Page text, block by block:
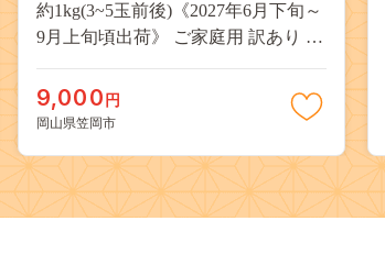
約1kg(3~5玉前後)《2027年6月下旬～
9月上旬頃出荷》 ご家庭用 訳あり 白
果物 デザート 旬 モモ もも 先行予約
送料無料 果物 岡山県 笠岡市 清水白
kasaoka_zsy_419_100---
9,000 円
岡山県笠岡市